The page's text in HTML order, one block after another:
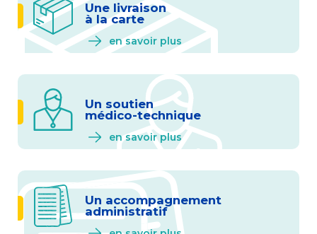
Une livraison
à la carte
en savoir plus
Un soutien
médico-technique
en savoir plus
Un accompagnement
administratif